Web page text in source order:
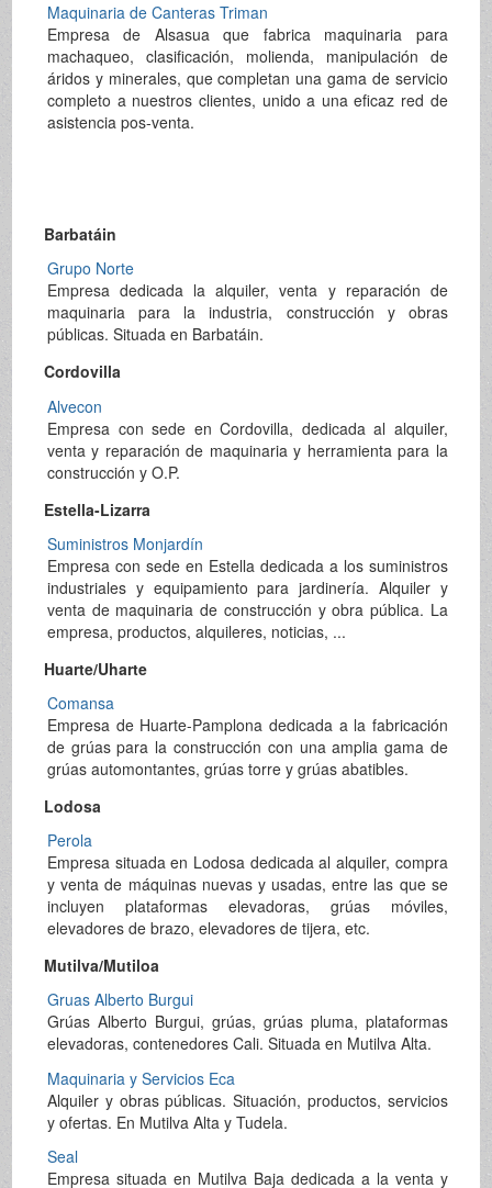
Maquinaria de Canteras Triman
Empresa de Alsasua que fabrica maquinaria para
machaqueo, clasificación, molienda, manipulación de
áridos y minerales, que completan una gama de servicio
completo a nuestros clientes, unido a una eficaz red de
asistencia pos-venta.
Barbatáin
Grupo Norte
Empresa dedicada la alquiler, venta y reparación de
maquinaria para la industria, construcción y obras
públicas. Situada en Barbatáin.
Cordovilla
Alvecon
Empresa con sede en Cordovilla, dedicada al alquiler,
venta y reparación de maquinaria y herramienta para la
construcción y O.P.
Estella-Lizarra
Suministros Monjardín
Empresa con sede en Estella dedicada a los suministros
industriales y equipamiento para jardinería. Alquiler y
venta de maquinaria de construcción y obra pública. La
empresa, productos, alquileres, noticias, ...
Huarte/Uharte
Comansa
Empresa de Huarte-Pamplona dedicada a la fabricación
de grúas para la construcción con una amplia gama de
grúas automontantes, grúas torre y grúas abatibles.
Lodosa
Perola
Empresa situada en Lodosa dedicada al alquiler, compra
y venta de máquinas nuevas y usadas, entre las que se
incluyen plataformas elevadoras, grúas móviles,
elevadores de brazo, elevadores de tijera, etc.
Mutilva/Mutiloa
Gruas Alberto Burgui
Grúas Alberto Burgui, grúas, grúas pluma, plataformas
elevadoras, contenedores Cali. Situada en Mutilva Alta.
Maquinaria y Servicios Eca
Alquiler y obras públicas. Situación, productos, servicios
y ofertas. En Mutilva Alta y Tudela.
Seal
Empresa situada en Mutilva Baja dedicada a la venta y